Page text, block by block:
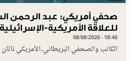
صحفي أمريكي: عبد الرحمن
للعلاقة الأمريكية-الإسرائيلية
08/08/2026 - 18:46
الكاتب والصحفي البريطاني-الأمريكي